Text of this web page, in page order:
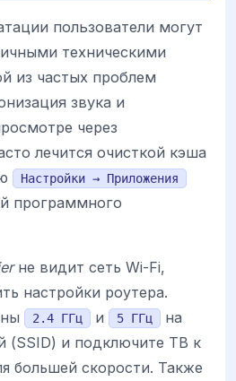
пользователи могут
техническими
из частых проблем
звука и
через
лечится очисткой кэша
Настройки → Приложения
программного
не видит сеть Wi-Fi,
настройки роутера.
2.4 ГГц и 5 ГГц
на
(SSID) и подключите ТВ к
большей скорости. Также